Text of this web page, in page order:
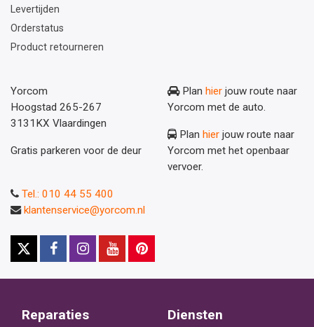
Levertijden
Orderstatus
Product retourneren
Yorcom
Hoogstad 265-267
3131KX Vlaardingen
Gratis parkeren voor de deur
Plan hier jouw route naar
Yorcom met de auto.
Plan hier jouw route naar
Yorcom met het openbaar
vervoer.
Tel.: 010 44 55 400
klantenservice@yorcom.nl
Reparaties Diensten